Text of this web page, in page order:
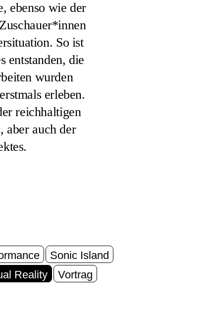
ebenso wie der
So ist
entstanden, die
wurden
erleben.
reichhaltigen
aber auch der
Sonic Island
Reality Vortrag